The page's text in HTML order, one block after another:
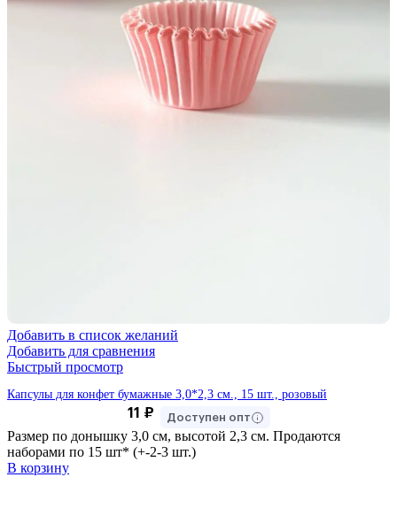
Добавить в список желаний
Добавить для сравнения
Быстрый просмотр
Капсулы для конфет бумажные 3,0*2,3 см., 15 шт., розовый
11 ₽ Доступен опт
Размер по донышку 3,0 см, высотой 2,3 см. Продаются
наборами по 15 шт* (+-2-3 шт.)
В корзину